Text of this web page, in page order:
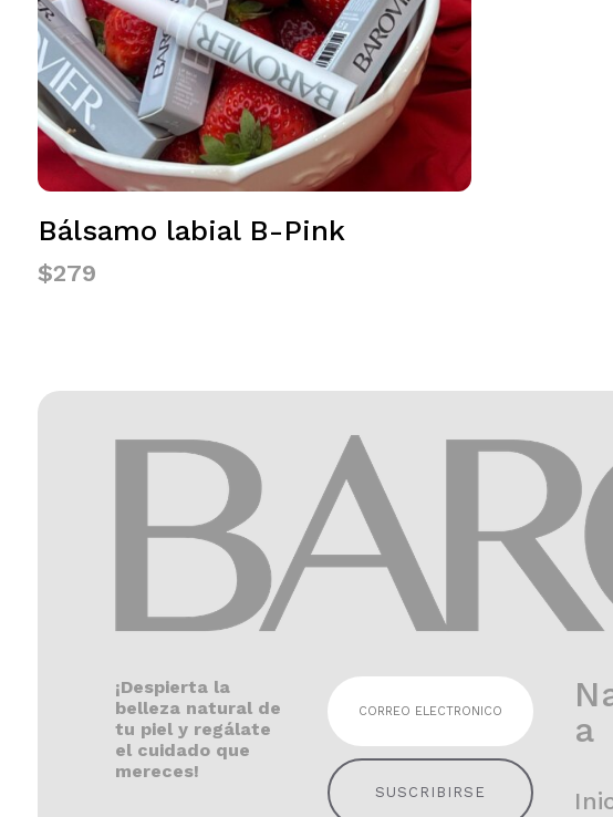
Bálsamo labial B-Pink
$279
¡Despierta la
belleza natural de
tu piel y regálate
el cuidado que
mereces!
SUSCRIBIRSE
a